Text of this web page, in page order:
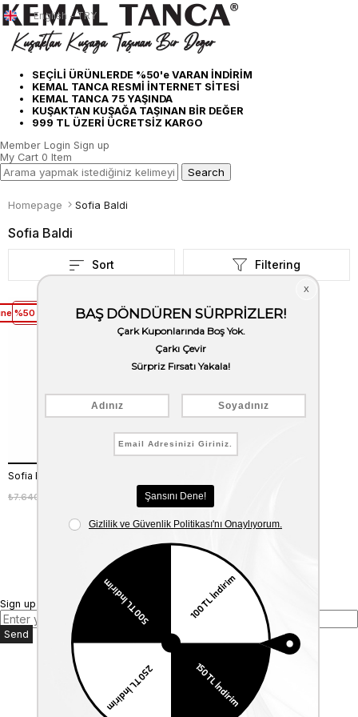
SEÇİLİ ÜRÜNLERDE %50'e VARAN İNDİRİM
KEMAL TANCA RESMİ İNTERNET SİTESİ
KEMAL TANCA 75 YAŞINDA
KUŞAKTAN KUŞAĞA TAŞINAN BİR DEĞER
999 TL ÜZERİ ÜCRETSİZ KARGO
English - TRY
Member Login Sign up
My Cart 0 Item
Homepage Sofia Baldi
Sofia Baldi
Filtering
Sort
Sofia Baldi Kadın Gri Günlük Bot
₺7.640,00
%50 Net İndirim
Sign up for our E-mail Newsletter
Send
Kurumsal
Anasayfa
Hakkımızda
Mağazalarımız
Bize Ulaşın